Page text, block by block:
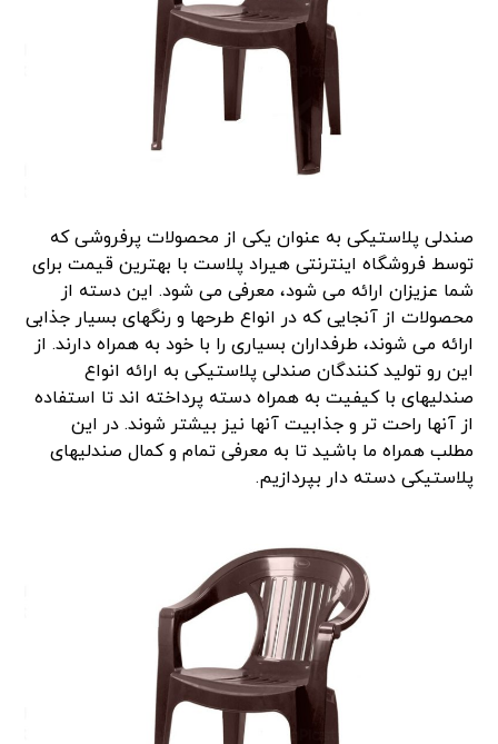
صندلی پلاستیکی به عنوان یکی از محصولات پرفروشی که
توسط فروشگاه اینترنتی هیراد پلاست با بهترین قیمت برای
شما عزیزان ارائه می شود، معرفی می شود. این دسته از
محصولات از آنجایی که در انواع طرحها و رنگهای بسیار جذابی
ارائه می شوند، طرفداران بسیاری را با خود به همراه دارند. از
این رو تولید کنندگان صندلی پلاستیکی به ارائه انواع
صندلیهای با کیفیت به همراه دسته پرداخته اند تا استفاده
از آنها راحت تر و جذابیت آنها نیز بیشتر شوند. در این
مطلب همراه ما باشید تا به معرفی تمام و کمال صندلیهای
پلاستیکی دسته دار بپردازیم.